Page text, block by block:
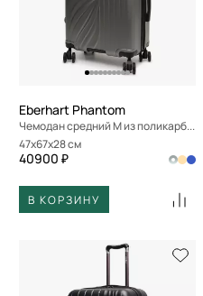
Eberhart Phantom
Чемодан средний M из поликарбоната
47x67x28 см
40900 ₽
В КОРЗИНУ